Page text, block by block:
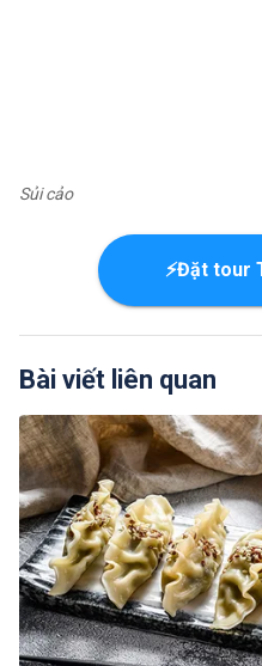
Sủi cảo
⚡Đặt tour
Bài viết liên quan